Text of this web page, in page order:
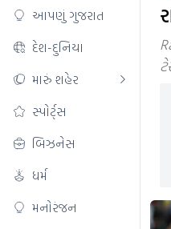
આપણું ગુજરાત
દેશ-દુનિયા
મારું શહેર
સ્પોર્ટ્સ
બિઝનેસ
ધર્મ
મનોરંજન